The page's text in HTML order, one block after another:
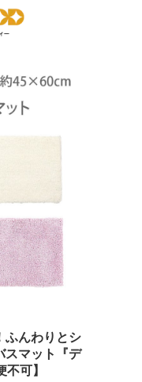
ふんわりとシ
スマット『デ
不可】